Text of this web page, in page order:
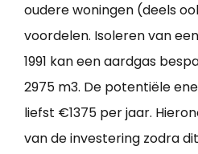
oudere woningen (deels
voordelen. Isoleren van
1991 kan een aardgas
2975 m3. De potentiële
liefst €1375 per jaar.
van de investering zodra